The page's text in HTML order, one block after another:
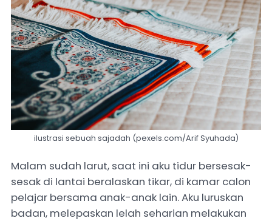
ilustrasi sebuah sajadah (pexels.com/Arif Syuhada)
Malam sudah larut, saat ini aku tidur bersesak-
sesak di lantai beralaskan tikar, di kamar calon
pelajar bersama anak-anak lain. Aku luruskan
badan, melepaskan lelah seharian melakukan